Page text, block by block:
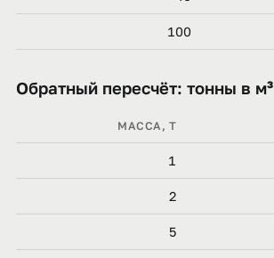
100
Обратный пересчёт: тонны в м³
МАССА, Т
1
2
5